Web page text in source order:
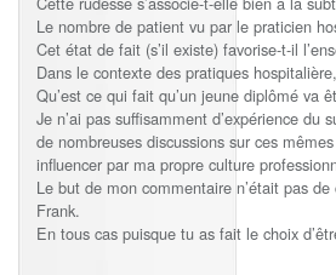
Le nombre de patient vu par le praticien
Cet état de fait (s’il existe) favorise-t-il
Dans le contexte des pratiques
Qu’est ce qui fait qu’un jeune diplômé va
Je n’ai pas suffisamment d’expérience
de nombreuses discussions sur ces
influencer par ma propre culture
Le but de mon commentaire n’était pas
Frank.
En tous cas puisque tu as fait le choix